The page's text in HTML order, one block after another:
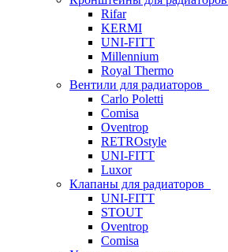
Rifar
KERMI
UNI-FITT
Millennium
Royal Thermo
Вентили для радиаторов
Carlo Poletti
Comisa
Oventrop
RETROstyle
UNI-FITT
Luxor
Клапаны для радиаторов
UNI-FITT
STOUT
Oventrop
Comisa